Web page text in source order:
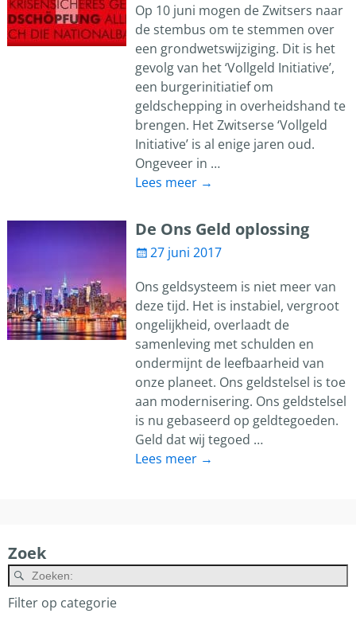
Op 10 juni mogen de Zwitsers naar
de stembus om te stemmen over
een grondwetswijziging. Dit is het
gevolg van het ‘Vollgeld Initiative’,
een burgerinitiatief om
geldschepping in overheidshand te
brengen. Het Zwitserse ‘Vollgeld
Initiative’ is al enige jaren oud.
Ongeveer in …
Lees meer →
De Ons Geld oplossing
27 juni 2017
Ons geldsysteem is niet meer van
deze tijd. Het is instabiel, vergroot
ongelijkheid, overlaadt de
samenleving met schulden en
ondermijnt de leefbaarheid van
onze planeet. Ons geldstelsel is toe
aan modernisering. Ons geldstelsel
is nu gebaseerd op geldtegoeden.
Geld dat wij tegoed …
Lees meer →
Zoek
Filter op categorie